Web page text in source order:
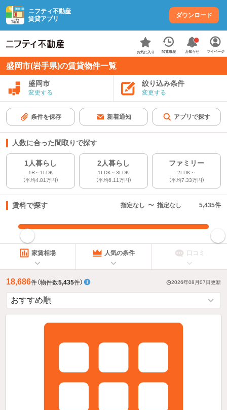
ニフティ不動産
賃貸アプリ
ダウンロード
お気に入り 閲覧履歴 お知らせ マイページ
盛岡市(岩手県)の賃貸物件一覧
盛岡市
変更する
絞り込み条件
変更する
条件を保存 新着通知 アプリで探す
人数に合った間取りで探す
1人暮らし
1R～1LDK
（平均4.81万円）
2人暮らし
1LDK～3LDK
（平均6.11万円）
ファミリー
2LDK～
（平均7.33万円）
賃料で探す 指定なし 〜 指定なし 5,435件
指定した賃料で絞り込む
家賃相場 人気の条件 口コミ
18,686件（物件数5,435件） 2026年08月07日更新